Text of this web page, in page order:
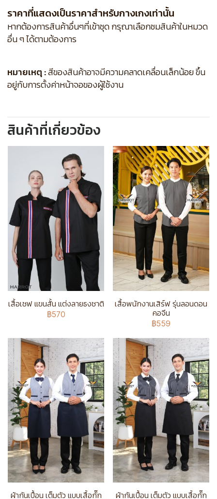
ราคาที่แสดงเป็นราคาสำหรับกางเกงเท่านั้น
หากต้องการสินค้าอื่นๆที่เข้าชุด กรุณาเลือกชมสินค้าในหมวด
อื่น ๆ ได้ตามต้องการ
หมายเหตุ :สีของสินค้าอาจมีความคลาดเคลื่อนเล็กน้อย ขึ้น
อยู่กับการตั้งค่าหน้าจอของผู้ใช้งาน
สินค้าที่เกี่ยวข้อง
เสื้อเชฟ แขนสั้น แต่งลายธงชาติ
฿570
เสื้อพนักงานเสิร์ฟ รุ่นลอนดอน
คอจีน
฿559
ผ้ากันเปื้อน เต็มตัว แบบเสื้อกั๊ก ผ้ากันเปื้อน เต็มตัว แบบเสื้อกั๊ก